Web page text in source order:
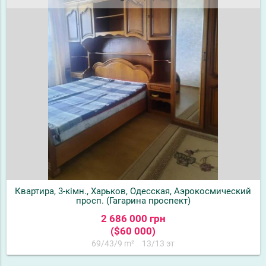
Квартира, 3-кімн., Харьков, Одесская, Аэрокосмический
просп. (Гагарина проспект)
2 686 000 грн
($60 000)
69/43/9 m² 13/13 эт